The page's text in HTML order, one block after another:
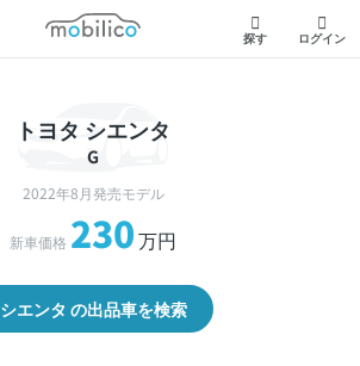
モビリコ
探す ログイン
トヨタ シエンタ
G
2022年8月発売モデル
新車価格 230万円
シエンタ の出品車を検索